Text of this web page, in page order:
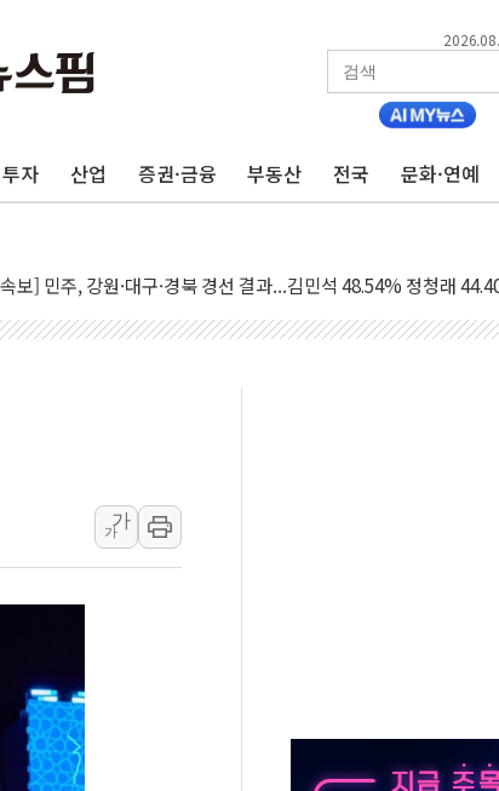
자 산업 증권·금융 부동산 전국 문화·연예
천서 말다툼 중 어머니 살해 10대 구속…범행 후 반려견도 죽여
보] 민주, 강원·대구·경북 경선 결과...김민석 48.54% 정청래
보] 민주, 경북 경선 결과 발표...김민석 47.37% 정청래 45.71%
[속보] 민주, 강원 경선 결과 발표...김민석 50.30% 정청래 41.94%
하나금융, 명동 소상공인에 '행복상자' 전달
인천시 광복절 현수막 '태극기 거꾸로' 논란…이틀만에 철거
무청, 보충역 전면 손질… 예술·체육요원 최대 33% 감축
플러스發 대형마트 판매, 역대 최대폭 감소한 9.4%↓…유통업계
우·산사태 주의보' 울진 시간당 30mm 강한 비...호우 피해 없어
야, 황희 '버스 하우스' 공방…野 "청년 우롱 기괴" vs 與 "송구한 해
무원재단, '국제과학연극제 2026'서 어린이 과학연극 2편 수상
가
가